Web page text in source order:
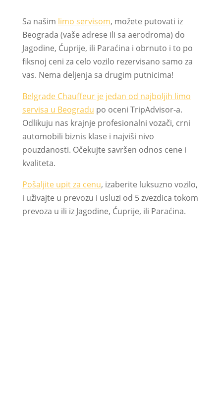
Sa našim limo servisom, možete putovati iz
Beograda (vaše adrese ili sa aerodroma) do
Jagodine, Ćuprije, ili Paraćina i obrnuto i to po
fiksnoj ceni za celo vozilo rezervisano samo za
vas. Nema deljenja sa drugim putnicima!
Belgrade Chauffeur je jedan od najboljih limo
servisa u Beogradu po oceni TripAdvisor-a.
Odlikuju nas krajnje profesionalni vozači, crni
automobili biznis klase i najviši nivo
pouzdanosti. Očekujte savršen odnos cene i
kvaliteta.
Pošaljite upit za cenu, izaberite luksuzno vozilo,
i uživajte u prevozu i usluzi od 5 zvezdica tokom
prevoza u ili iz Jagodine, Ćuprije, ili Paraćina.